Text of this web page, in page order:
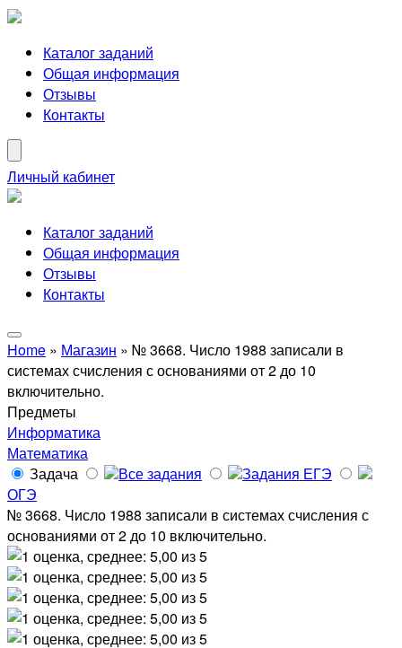
Каталог заданий
Общая информация
Отзывы
Контакты
Личный кабинет
Каталог заданий
Общая информация
Отзывы
Контакты
Home » Магазин » № 3668. Число 1988 записали в
системах счисления с основаниями от 2 до 10
включительно.
Предметы
Информатика
Математика
Задача
Все задания
Задания ЕГЭ
ОГЭ
№ 3668. Число 1988 записали в системах счисления с
основаниями от 2 до 10 включительно.